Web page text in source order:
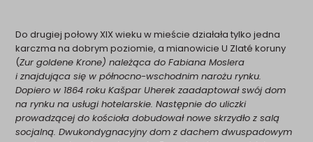
Do drugiej połowy XIX wieku w mieście działała tylko jedna
karczma na dobrym poziomie, a mianowicie U Zlaté koruny
(Zur goldene Krone) należąca do Fabiana Moslera
i znajdująca się w północno-wschodnim narożu rynku.
Dopiero w 1864 roku Kašpar Uherek zaadaptował swój dom
na rynku na usługi hotelarskie. Następnie do uliczki
prowadzącej do kościoła dobudował nowe skrzydło z salą
socjalną. Dwukondygnacyjny dom z dachem dwuspadowym